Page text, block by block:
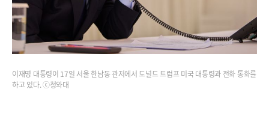
이재명 대통령이 17일 서울 한남동 관저에서 도널드 트럼프 미국 대통령과 전화 통화를
하고 있다. ⓒ청와대